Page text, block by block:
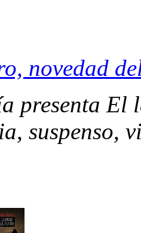
novedad
presenta El
suspenso,